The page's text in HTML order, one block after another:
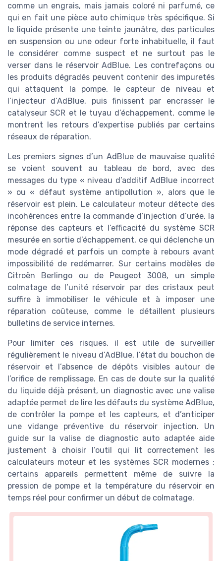
comme un engrais, mais jamais coloré ni parfumé, ce
qui en fait une pièce auto chimique très spécifique. Si
le liquide présente une teinte jaunâtre, des particules
en suspension ou une odeur forte inhabituelle, il faut
le considérer comme suspect et ne surtout pas le
verser dans le réservoir AdBlue. Les contrefaçons ou
les produits dégradés peuvent contenir des impuretés
qui attaquent la pompe, le capteur de niveau et
l’injecteur d’AdBlue, puis finissent par encrasser le
catalyseur SCR et le tuyau d’échappement, comme le
montrent les retours d’expertise publiés par certains
réseaux de réparation.
Les premiers signes d’un AdBlue de mauvaise qualité
se voient souvent au tableau de bord, avec des
messages du type « niveau d’additif AdBlue incorrect
» ou « défaut système antipollution », alors que le
réservoir est plein. Le calculateur moteur détecte des
incohérences entre la commande d’injection d’urée, la
réponse des capteurs et l’efficacité du système SCR
mesurée en sortie d’échappement, ce qui déclenche un
mode dégradé et parfois un compte à rebours avant
impossibilité de redémarrer. Sur certains modèles de
Citroën Berlingo ou de Peugeot 3008, un simple
colmatage de l’unité réservoir par des cristaux peut
suffire à immobiliser le véhicule et à imposer une
réparation coûteuse, comme le détaillent plusieurs
bulletins de service internes.
Pour limiter ces risques, il est utile de surveiller
régulièrement le niveau d’AdBlue, l’état du bouchon de
réservoir et l’absence de dépôts visibles autour de
l’orifice de remplissage. En cas de doute sur la qualité
du liquide déjà présent, un diagnostic avec une valise
adaptée permet de lire les défauts du système AdBlue,
de contrôler la pompe et les capteurs, et d’anticiper
une vidange préventive du réservoir injection. Un
guide sur la valise de diagnostic auto adaptée aide
justement à choisir l’outil qui lit correctement les
calculateurs moteur et les systèmes SCR modernes ;
certains appareils permettent même de suivre la
pression de pompe et la température du réservoir en
temps réel pour confirmer un début de colmatage.